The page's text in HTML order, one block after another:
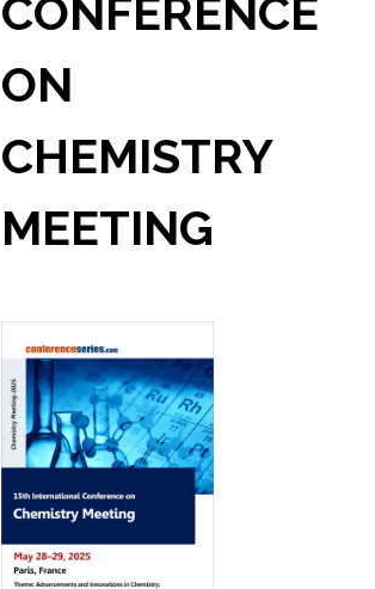
CONFERENCE
ON
CHEMISTRY
MEETING